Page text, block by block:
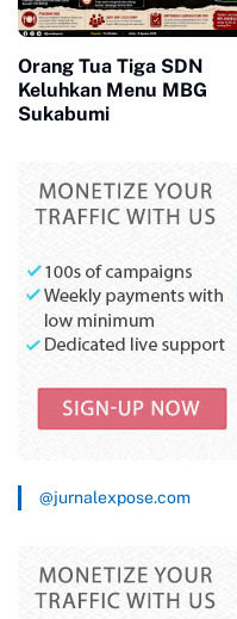
Orang Tua Tiga SDN
Keluhkan Menu MBG
Sukabumi
@jurnalexpose.com